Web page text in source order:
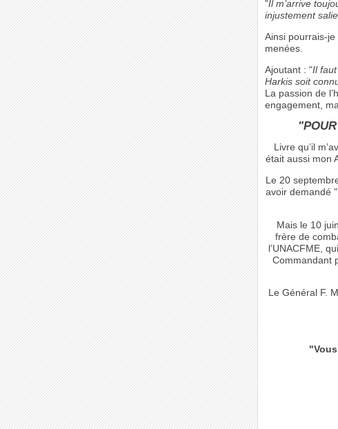
"Il m’arrive
injustement
Ainsi pourrais-
menées.
Ajoutant : "Il
Harkis soit
La passion de
engagement,
Livre qu’il
était aussi mon
Le 20
avoir demandé
Mais le 10
frère de
l’UNACFME,
Commandant
Le Général F.